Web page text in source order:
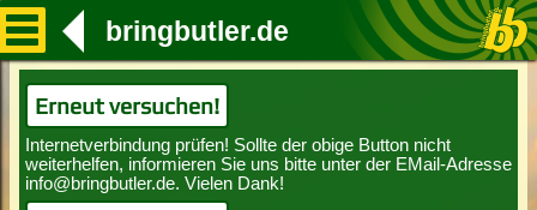
bringbutler.de
Erneut versuchen!